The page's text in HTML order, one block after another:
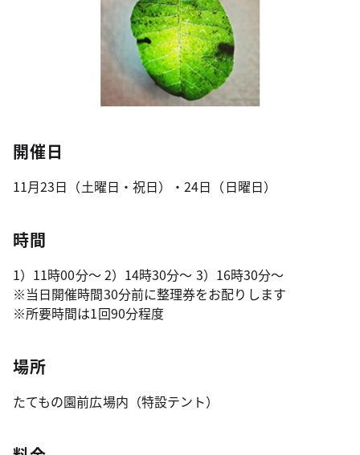
開催日
11月23日（土曜日・祝日）・24日（日曜日）
時間
1）11時00分～ 2）14時30分～ 3）16時30分～
※当日開催時間30分前に整理券をお配りします
※所要時間は1回90分程度
場所
たてもの園前広場内（特設テント）